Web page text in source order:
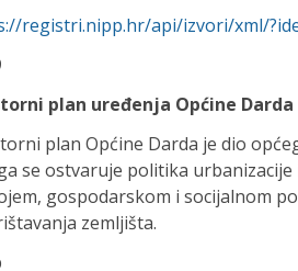
registri.nipp.hr/api/izvori/xml/
plan uređenja Općine Darda
plan Općine Darda je dio
se ostvaruje politika
gospodarskom i socijalnom
zemljišta.